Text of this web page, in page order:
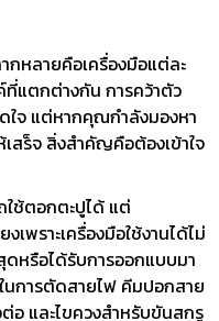
กหลายคือเครื่องมือแต่ละ
แตกต่างกัน การคว้าตัว
ใจ แต่หากคุณกำลังมองหา
เสร็จ สิ่งสำคัญคือต้องเข้าใจ
ใช้ตอกตะปูได้ แต่
พราะเครื่องมือใช้งานได้ไม่
หรือได้รับการออกแบบมา
นการตัดสายไฟ คีมปอกสาย
อ และไขควงสำหรับขันสกรู